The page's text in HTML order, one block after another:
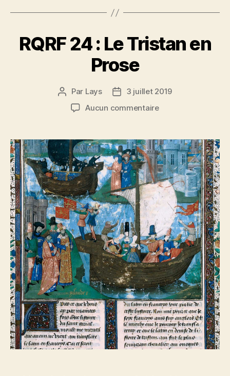
RQRF 24 : Le Tristan en
Prose
Auteur
de
l’article
Par Lays
Date3 juillet 2019
Aucun commentairesur
:
Le
Tristan
en
Prose